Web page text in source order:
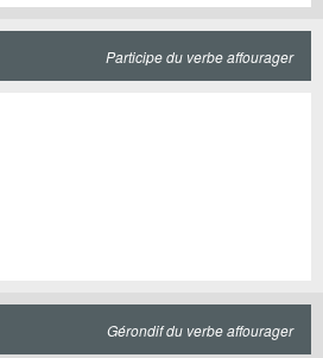
Participe du verbe affourager
Gérondif du verbe affourager